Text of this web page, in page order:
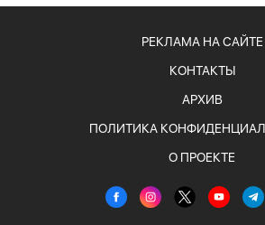
РЕКЛАМА НА САЙТЕ
КОНТАКТЫ
АРХИВ
ПОЛИТИКА
О ПРОЕКТЕ